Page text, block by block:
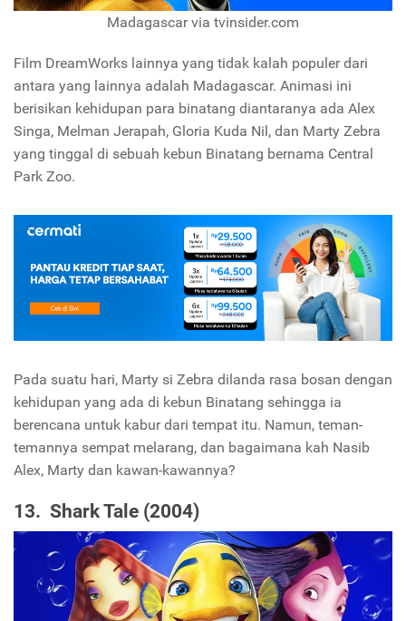
Madagascar via tvinsider.com
Film DreamWorks lainnya yang tidak kalah populer dari
antara yang lainnya adalah Madagascar. Animasi ini
berisikan kehidupan para binatang diantaranya ada Alex
Singa, Melman Jerapah, Gloria Kuda Nil, dan Marty Zebra
yang tinggal di sebuah kebun Binatang bernama Central
Park Zoo.
Pada suatu hari, Marty si Zebra dilanda rasa bosan dengan
kehidupan yang ada di kebun Binatang sehingga ia
berencana untuk kabur dari tempat itu. Namun, teman-
temannya sempat melarang, dan bagaimana kah Nasib
Alex, Marty dan kawan-kawannya?
13. Shark Tale (2004)